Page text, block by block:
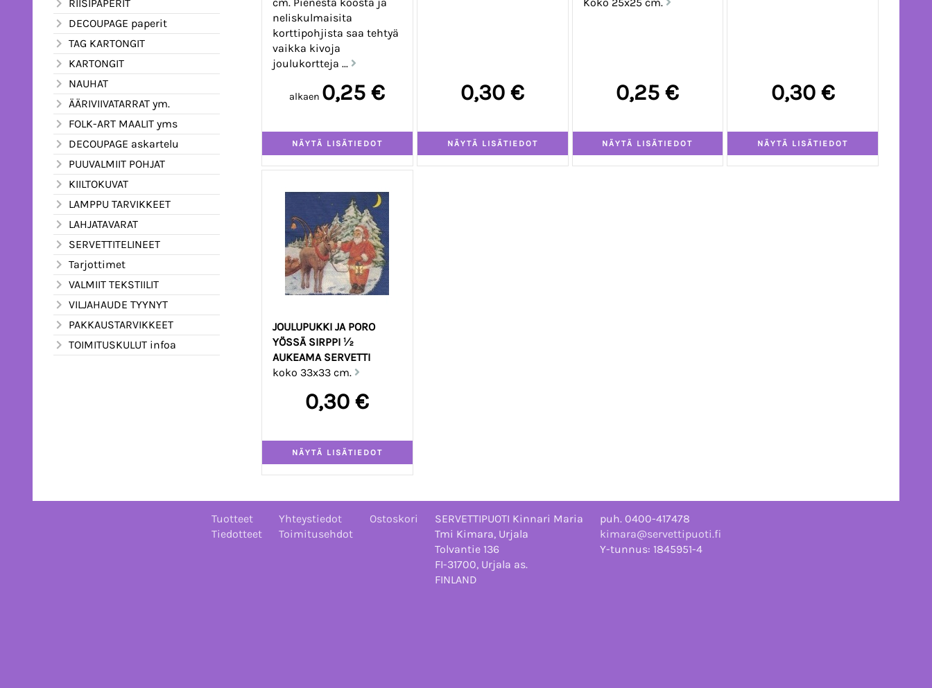
RIISIPAPERIT
DECOUPAGE paperit
TAG KARTONGIT
KARTONGIT
NAUHAT
ÄÄRIVIIVATARRAT ym.
FOLK-ART MAALIT yms
DECOUPAGE askartelu
PUUVALMIIT POHJAT
KIILTOKUVAT
LAMPPU TARVIKKEET
LAHJATAVARAT
SERVETTITELINEET
Tarjottimet
VALMIIT TEKSTIILIT
VILJAHAUDE TYYNYT
PAKKAUSTARVIKKEET
TOIMITUSKULUT infoa
neliskulmaisita
korttipohjista saa tehtyä
vaikka kivoja
joulukortteja ...
alkaen 0,25 € 0,30 € 0,25 € 0,30 €
JOULUPUKKI JA PORO
YÖSSÄ SIRPPI ½
AUKEAMA SERVETTI
koko 33x33 cm.
0,30 €
Tuotteet
Tiedotteet
Yhteystiedot
Toimitusehdot
Ostoskori
SERVETTIPUOTI Kinnari Maria
Tmi Kimara, Urjala
Tolvantie 136
FI-31700, Urjala as.
FINLAND
puh. 0400-417478
kimara@servettipuoti.fi
Y-tunnus: 1845951-4